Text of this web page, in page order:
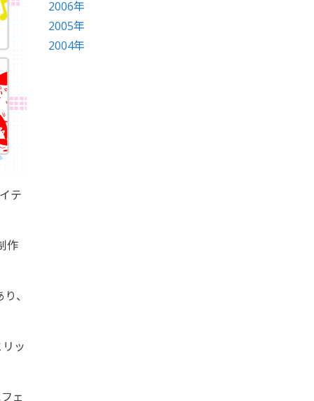
テ
作
、
ッ
ェ
2006年
2005年
2004年